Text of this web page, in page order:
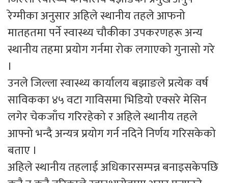
रेग्मीका अनुसार अहिले स्थानीय तहले आफनो
मातहतमा पर्ने स्वास्थ्य चौकीका उपकरणहरू अन्य
स्थानीय तहमा प्रयोग गर्नमा रोक लगाएको गुनासो गरे
।
उनले जिल्ला स्वास्थ्य कार्यालय बझाङले प्रत्येक वर्ष
साविकका ४५ वटा गाविसमा भिडियो एक्सरे मेसिन
लगेर चेकजाँच गरिरहेको र अहिले स्थानीय तहले
आफ्नो भन्दै अन्यत्र प्रयोग गर्न नदिने निर्णय गरिसकेको
बताए ।
अहिले स्थानीय तहलाई अधिकारसम्पन्न बनाइसकेपछि